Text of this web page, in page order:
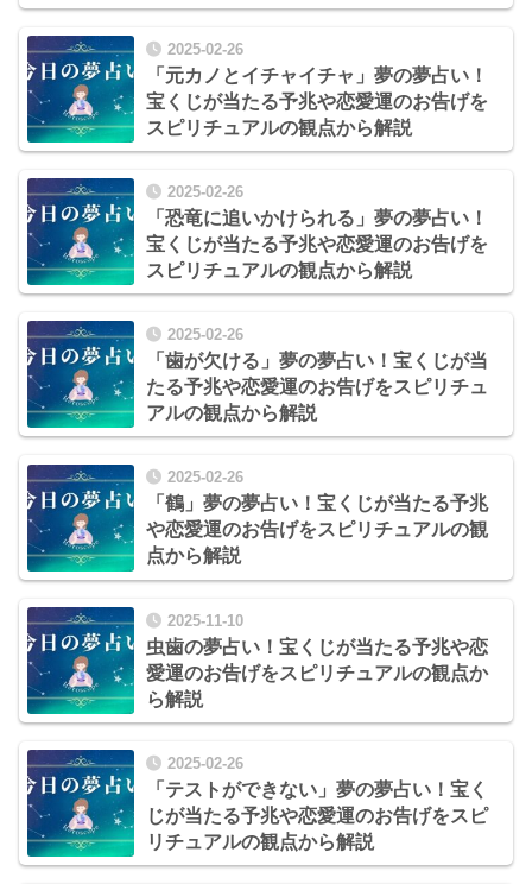
2025-02-26
「元カノとイチャイチャ」夢の夢占い！
宝くじが当たる予兆や恋愛運のお告げを
スピリチュアルの観点から解説
2025-02-26
「恐竜に追いかけられる」夢の夢占い！
宝くじが当たる予兆や恋愛運のお告げを
スピリチュアルの観点から解説
2025-02-26
「歯が欠ける」夢の夢占い！宝くじが当
たる予兆や恋愛運のお告げをスピリチュ
アルの観点から解説
2025-02-26
「鶴」夢の夢占い！宝くじが当たる予兆
や恋愛運のお告げをスピリチュアルの観
点から解説
2025-11-10
虫歯の夢占い！宝くじが当たる予兆や恋
愛運のお告げをスピリチュアルの観点か
ら解説
2025-02-26
「テストができない」夢の夢占い！宝く
じが当たる予兆や恋愛運のお告げをスピ
リチュアルの観点から解説